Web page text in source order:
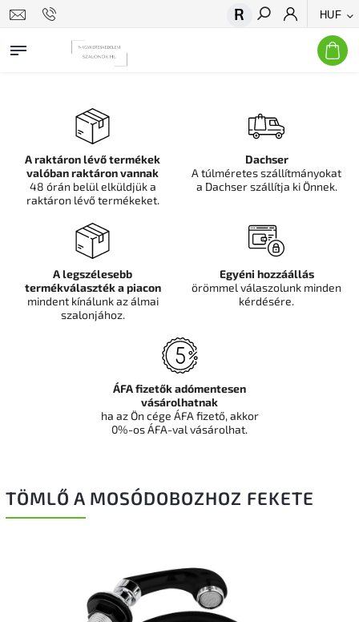
HUF
Keresés
TÖMLŐ A MOSÓDOBOZHOZ FEKETE
A raktáron lévő termékek
valóban raktáron vannak
48 órán belül elküldjük a
raktáron lévő termékeket.
Dachser
A túlméretes szállítmányokat
a Dachser szállítja ki Önnek.
A legszélesebb
termékválaszték a piacon
mindent kínálunk az álmai
szalonjához.
Egyéni hozzáállás
örömmel válaszolunk minden
kérdésére.
ÁFA fizetők adómentesen
vásárolhatnak
ha az Ön cége ÁFA fizető, akkor
0%-os ÁFA-val vásárolhat.